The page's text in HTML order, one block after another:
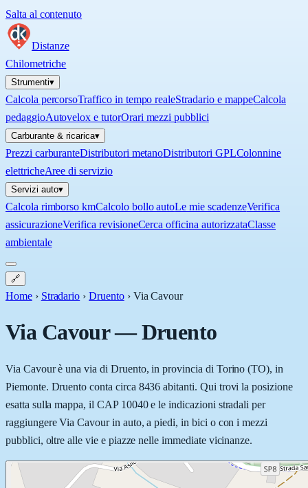
Salta al contenuto
Distanze
Chilometriche
Strumenti▾
Calcola percorsoTraffico in tempo realeStradario e mappeCalcola
pedaggioAutovelox e tutorOrari mezzi pubblici
Carburante & ricarica▾
Prezzi carburanteDistributori metanoDistributori GPLColonnine
elettricheAree di servizio
Servizi auto▾
Calcola rimborso kmCalcolo bollo autoLe mie scadenzeVerifica
assicurazioneVerifica revisioneCerca officina autorizzataClasse
ambientale
🔗
Home › Stradario › Druento › Via Cavour
Via Cavour—Druento
Via Cavour è una via di Druento, in provincia di Torino (TO), in
Piemonte. Druento conta circa 8436 abitanti. Qui trovi la posizione
esatta sulla mappa, il CAP 10040 e le indicazioni stradali per
raggiungere Via Cavour in auto, a piedi, in bici o con i mezzi
pubblici, oltre alle vie e piazze nelle immediate vicinanze.